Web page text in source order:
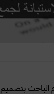
الباحث